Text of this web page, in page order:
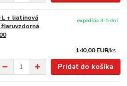
+ liatinová
žiaruvzdorná
140,00 EUR/ks
expedícia 3-5 dní
Pridať do košíka